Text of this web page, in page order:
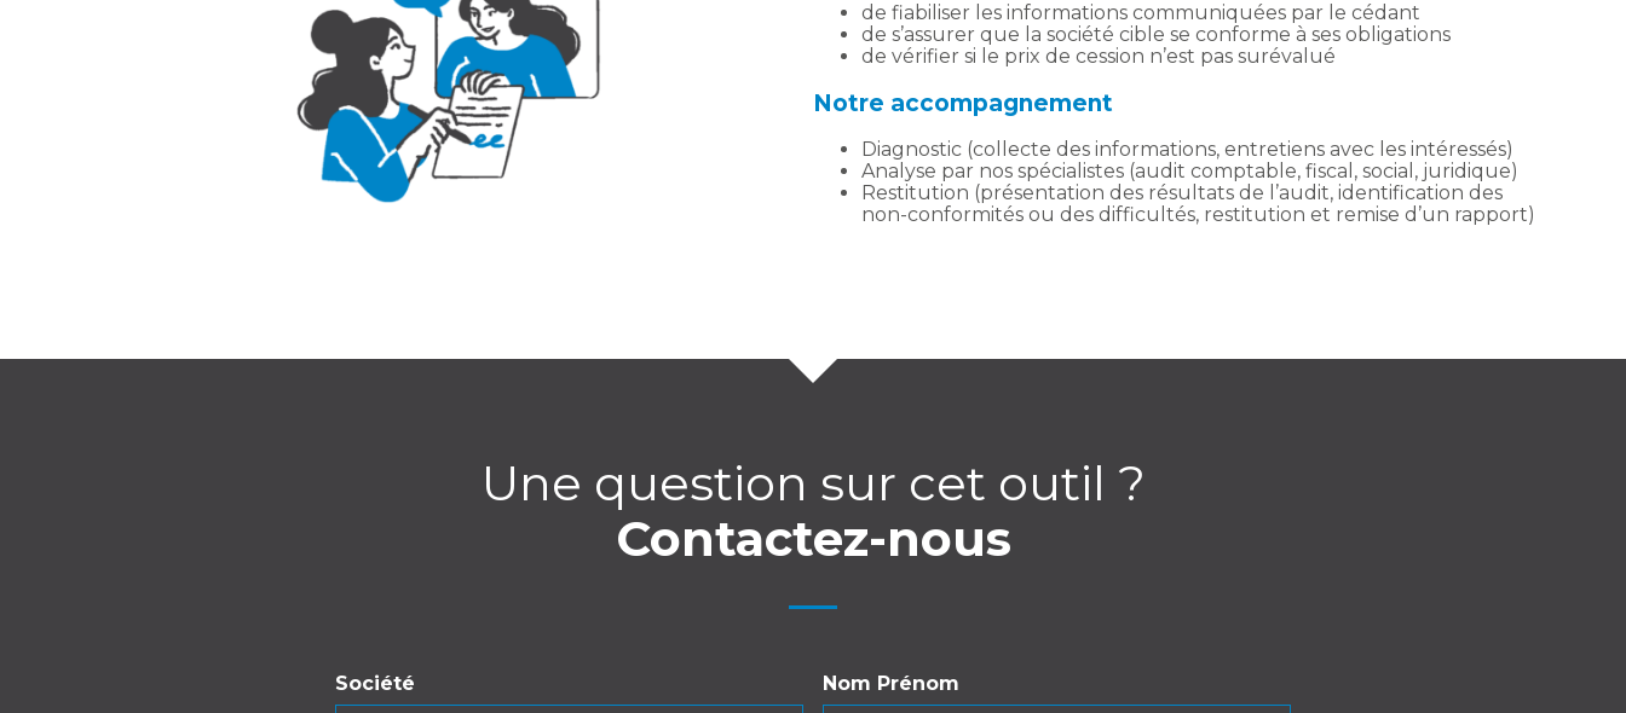
de fiabiliser les informations communiquées par le cédant
de s’assurer que la société cible se conforme à ses obligations
de vérifier si le prix de cession n’est pas surévalué
Notre accompagnement
Diagnostic (collecte des informations, entretiens avec les intéressés)
Analyse par nos spécialistes (audit comptable, fiscal, social, juridique)
Restitution (présentation des résultats de l’audit, identification des
non-conformités ou des difficultés, restitution et remise d’un rapport)
Une question sur cet outil ?
Contactez-nous
Société Nom Prénom